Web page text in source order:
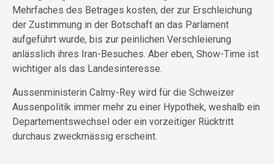
Mehrfaches des Betrages kosten, der zur Erschleichung
der Zustimmung in der Botschaft an das Parlament
aufgeführt wurde, bis zur peinlichen Verschleierung
anlässlich ihres Iran-Besuches. Aber eben, Show-Time ist
wichtiger als das Landesinteresse.
Aussenministerin Calmy-Rey wird für die Schweizer
Aussenpolitik immer mehr zu einer Hypothek, weshalb ein
Departementswechsel oder ein vorzeitiger Rücktritt
durchaus zweckmässig erscheint.